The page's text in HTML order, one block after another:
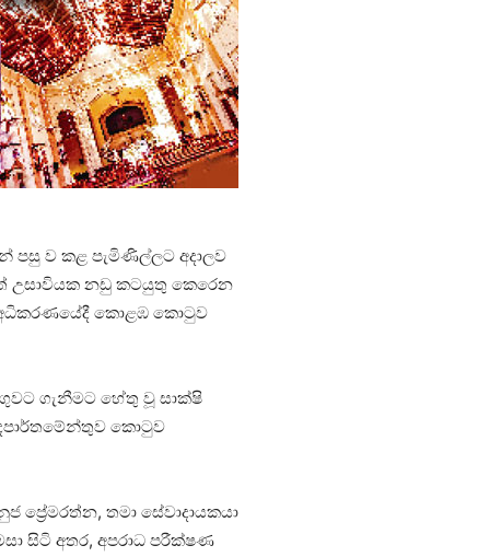
පසු ව කළ ⁣පැමිණිල්ලට අදාලව
උසාවියක නඩු කටයුතු කෙරෙන
අධිකරණයේදී කොළඹ කොටුව
ගැනීමට හේතු වූ සාක්ෂි
කොටුව
තමා සේවාදායකයා
සිටි අතර, අපරාධ පරීක්ෂණ